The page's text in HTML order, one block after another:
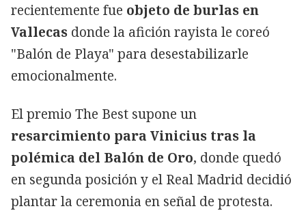
recientemente fue objeto de burlas en
Vallecas donde la afición rayista le coreó
"Balón de Playa" para desestabilizarle
emocionalmente.
El premio The Best supone un
resarcimiento para Vinicius tras la
polémica del Balón de Oro, donde quedó
en segunda posición y el Real Madrid decidió
plantar la ceremonia en señal de protesta.